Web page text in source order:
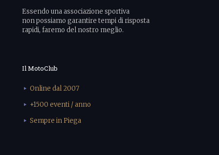
Essendo una associazione sportiva
non possiamo garantire tempi di risposta
rapidi, faremo del nostro meglio.
Il MotoClub
Online dal 2007
+1500 eventi / anno
Sempre in Piega